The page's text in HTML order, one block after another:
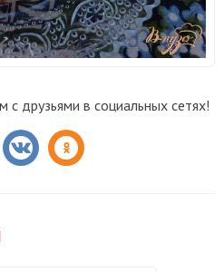
друзьями в социальных сетях!